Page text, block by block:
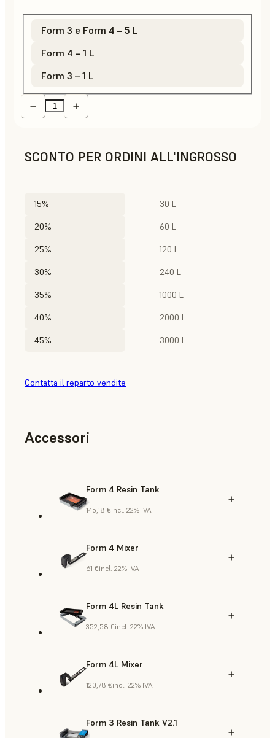
Form 3 e Form 4 – 5 L
Form 4 – 1 L
Form 3 – 1 L
SCONTO PER ORDINI ALL'INGROSSO
15% 30 L
20% 60 L
25% 120 L
30% 240 L
35% 1000 L
40% 2000 L
45% 3000 L
Contatta il reparto vendite
Accessori
Form 4 Resin Tank
145,18 €incl. 22% IVA
Form 4 Mixer
61 €incl. 22% IVA
Form 4L Resin Tank
352,58 €incl. 22% IVA
Form 4L Mixer
120,78 €incl. 22% IVA
Form 3 Resin Tank V2.1